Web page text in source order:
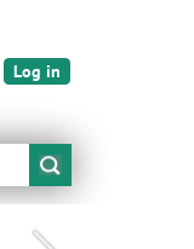
Log in